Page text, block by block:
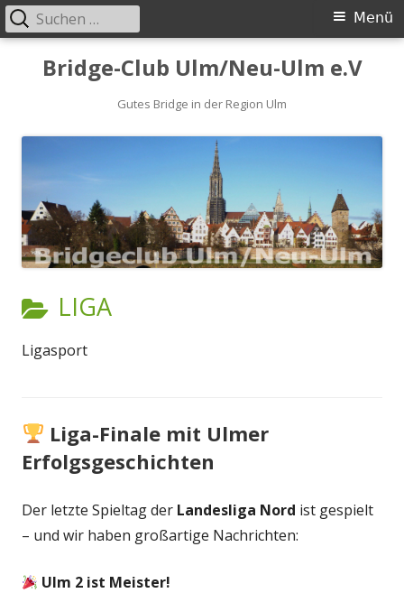
Bridge-Club Ulm/Neu-Ulm e.V
Gutes Bridge in der Region Ulm
Primäres
Menü
Menü
Suchen
nach:
KATEGORIE:
LIGA
Ligasport
Liga-Finale mit Ulmer
Erfolgsgeschichten
Der letzte Spieltag der Landesliga Nord ist gespielt
– und wir haben großartige Nachrichten:
Ulm 2 ist Meister!